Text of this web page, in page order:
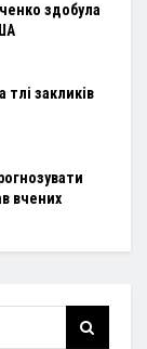
здобула
тлі закликів
вчених